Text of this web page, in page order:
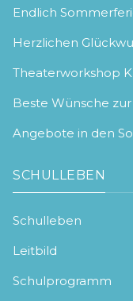
Endlich
Herzlichen
Theaterworkshop
Beste Wünsche
Angebote in den
SCHULLEBEN
Schulleben
Leitbild
Schulprogramm